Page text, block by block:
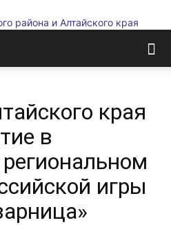
района и Алтайского края
края
в
игры